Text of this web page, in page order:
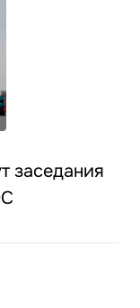
заседания